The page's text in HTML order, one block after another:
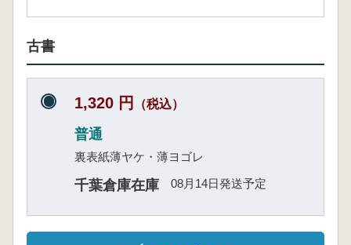
古書
1,320 円 （税込）
普通
裏表紙薄ヤケ・薄ヨゴレ
千葉倉庫在庫 08月14日発送予定